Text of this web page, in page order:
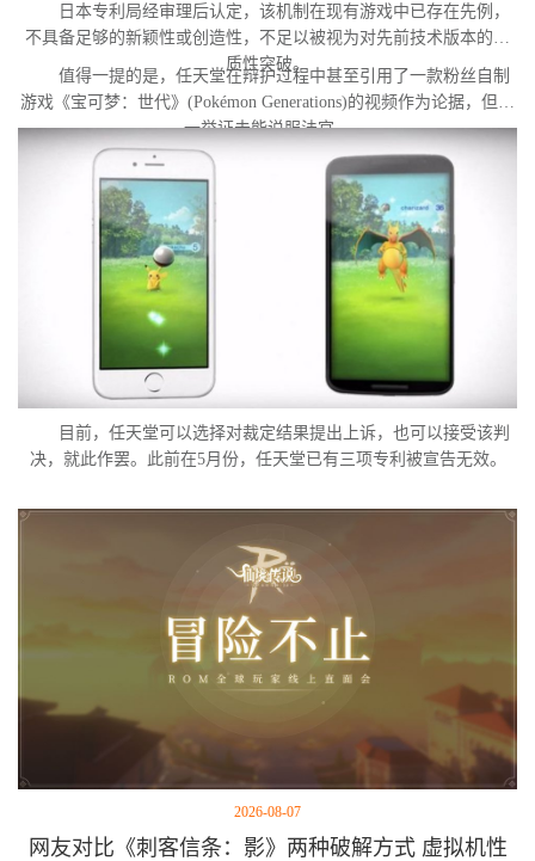
日本专利局经审理后认定，该机制在现有游戏中已存在先例，
不具备足够的新颖性或创造性，不足以被视为对先前技术版本的实
质性突破。
值得一提的是，任天堂在辩护过程中甚至引用了一款粉丝自制
游戏《宝可梦：世代》(Pokémon Generations)的视频作为论据，但这
一举证未能说服法官。
目前，任天堂可以选择对裁定结果提出上诉，也可以接受该判
决，就此作罢。此前在5月份，任天堂已有三项专利被宣告无效。
2026-08-07
网友对比《刺客信条：影》两种破解方式 虚拟机性